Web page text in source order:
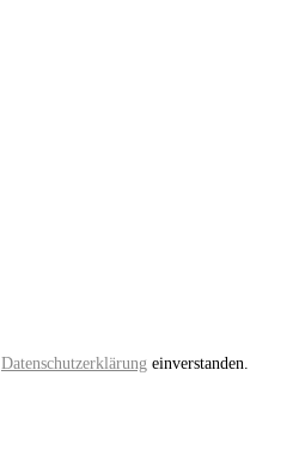
Datenschutzerklärung einverstanden.